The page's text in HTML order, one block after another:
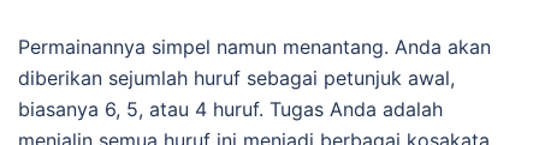
Permainannya simpel namun menantang. Anda akan
diberikan sejumlah huruf sebagai petunjuk awal,
biasanya 6, 5, atau 4 huruf. Tugas Anda adalah
menjalin semua huruf ini menjadi berbagai kosakata